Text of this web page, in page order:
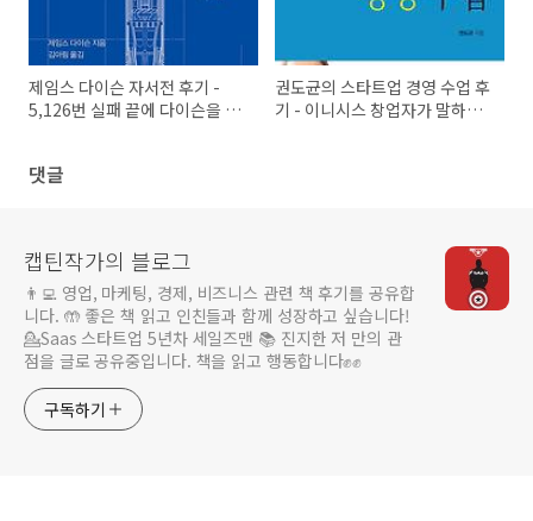
제임스 다이슨 자서전 후기 -
5,126번 실패 끝에 다이슨을 만
권도균의 스타트업 경영 수업 후
기 - 이니시스 창업자가 말하는
댓글
캡틴작가의 블로그
👨‍💻 영업, 마케팅, 경제, 비즈니스 관련 책 후기를 공유합
니다. 🤲 좋은 책 읽고 인친들과 함께 성장하고 싶습니다!
💁Saas 스타트업 5년차 세일즈맨 📚 진지한 저 만의 관
점을 글로 공유중입니다. 책을 읽고 행동합니다✊️✊️
구독하기